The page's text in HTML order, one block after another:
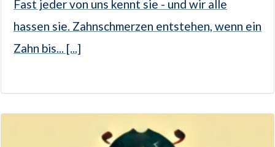
Fast jeder von uns kennt sie - und wir alle
hassen sie. Zahnschmerzen entstehen, wenn ein
Zahn bis... [...]